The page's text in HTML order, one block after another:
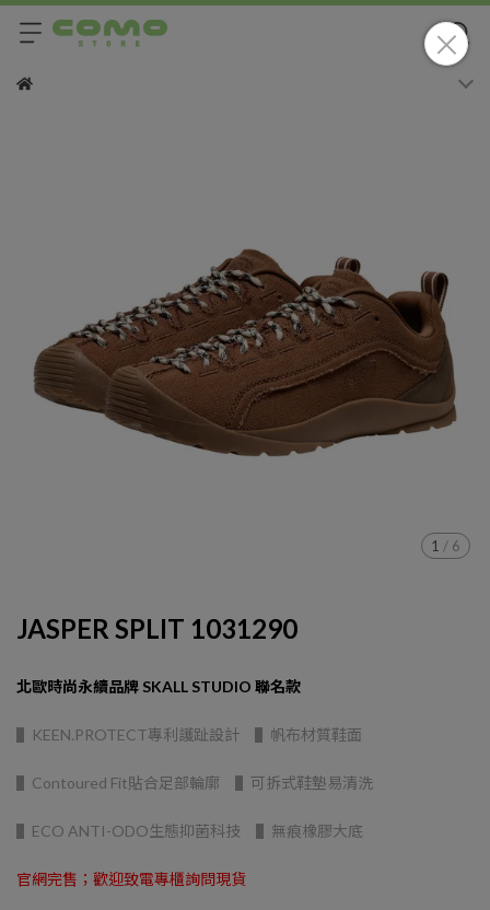
1 / 6
JASPER SPLIT 1031290
北歐時尚永續品牌 SKALL STUDIO 聯名款
▌KEEN.PROTECT專利護趾設計 ▌帆布材質鞋面
▌Contoured Fit貼合足部輪廓 ▌可拆式鞋墊易清洗
▌ECO ANTI-ODO生態抑菌科技 ▌無痕橡膠大底
官網完售；歡迎致電專櫃詢問現貨